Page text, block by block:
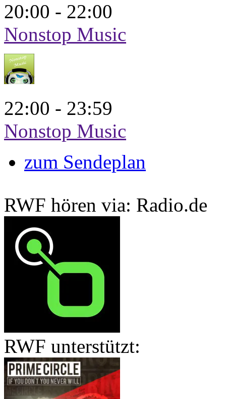
20:00 - 22:00
Nonstop Music
22:00 - 23:59
Nonstop Music
zum Sendeplan
RWF hören via: Radio.de
RWF unterstützt: